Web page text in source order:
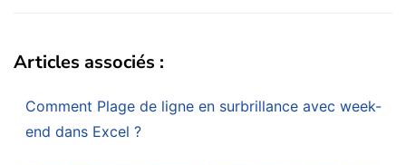
Articles associés :
Comment Plage de ligne en surbrillance avec week-
end dans Excel ?